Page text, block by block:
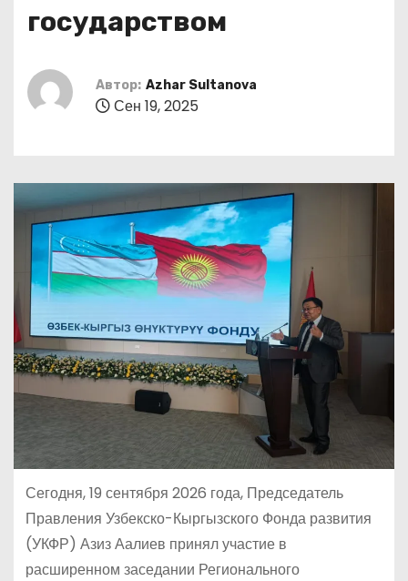
государством
Автор: Azhar Sultanova
Сен 19, 2025
Сегодня, 19 сентября 2026 года, Председатель
Правления Узбекско-Кыргызского Фонда развития
(УКФР) Азиз Аалиев принял участие в
расширенном заседании Регионального